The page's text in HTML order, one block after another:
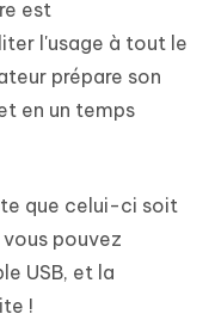
est
l'usage à tout le
prépare son
en un temps
que celui-ci soit
pouvez
USB, et la
!